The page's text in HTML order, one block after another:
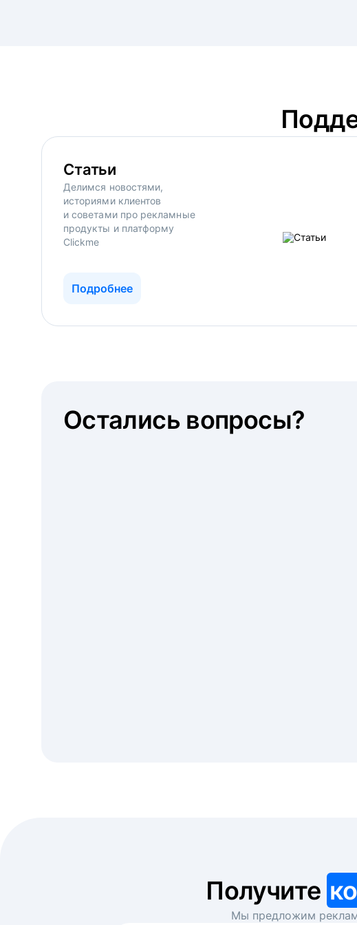
Статьи
Делимся новостями,
историями клиентов
и советами про рекламные
продукты и платформу
Clickme
Подробнее
Остались вопросы?
Получите
Мы предложим